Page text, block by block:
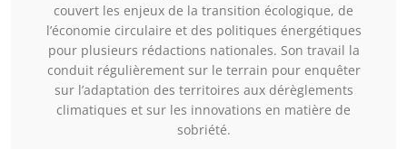
couvert les enjeux de la transition écologique, de
l’économie circulaire et des politiques énergétiques
pour plusieurs rédactions nationales. Son travail la
conduit régulièrement sur le terrain pour enquêter
sur l’adaptation des territoires aux dérèglements
climatiques et sur les innovations en matière de
sobriété.